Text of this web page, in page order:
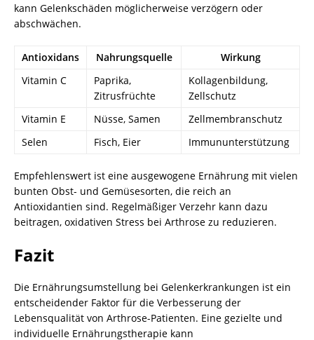
kann Gelenkschäden möglicherweise verzögern oder
abschwächen.
Antioxidans Nahrungsquelle
Wirkung
Vitamin C
Paprika,
Zitrusfrüchte
Kollagenbildung,
Zellschutz
Vitamin E
Nüsse, Samen
Zellmembranschutz
Selen
Fisch, Eier Immununterstützung
Empfehlenswert ist eine ausgewogene Ernährung mit vielen
bunten Obst- und Gemüsesorten, die reich an
Antioxidantien sind. Regelmäßiger Verzehr kann dazu
beitragen, oxidativen Stress bei Arthrose zu reduzieren.
Fazit
Die Ernährungsumstellung bei Gelenkerkrankungen ist ein
entscheidender Faktor für die Verbesserung der
Lebensqualität von Arthrose-Patienten. Eine gezielte und
individuelle Ernährungstherapie kann